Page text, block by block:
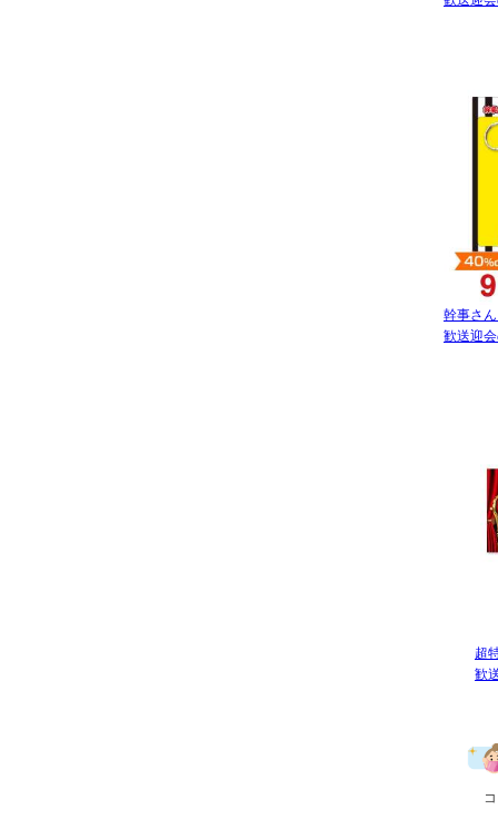
幹事さ
歓送迎
超
歓